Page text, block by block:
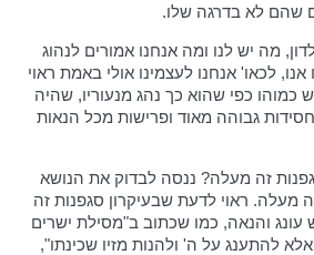
שהם לא בדרגה שלו.
מה יש לנו ומה אנחנו אמורים לנהוג
לכאו' אנחנו לעצמינו אולי באמת ראוי
כמוהו כפי שהוא כך נהג מנעוריו, שהיה
גבוהה מאוד ופרישות מכל הנאות
זה מעלה? ננסה לבדוק את הנושא
מעלה. ראוי לדעת שבעיקרון סגפנות זה
והנאה, כמו שכתוב ב"מסילת ישרים
להתענג על ה' ולהנות מזיו שכינתו",